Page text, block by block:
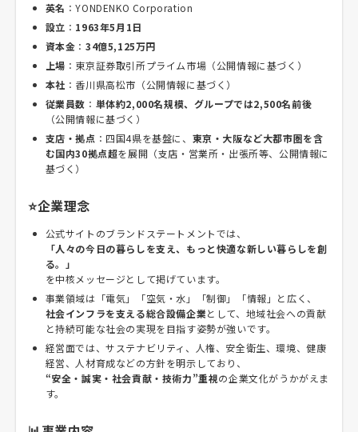
英名 ：YONDENKO Corporation
設立 ： 1963年5月1日
資本金 ：34億5,125万円
上場 ：東京証券取引所プライム市場（公開情報に基づく）
本社 ：香川県高松市（公開情報に基づく）
従業員数 ： 単体約2,000名規模、グループでは2,500名前後
（公開情報に基づく）
支店・拠点 ：四国4県を基盤に、 東京・大阪など大都市圏を含
む国内30拠点超を展開（支店・営業所・出張所等、公開情報に
基づく）
⭐企業理念
公式サイトのブランドステートメントでは、
「人々の今日の暮らしを支え、もっと快適な新しい暮らしを創
る。」
を中核メッセージとして掲げています。
事業領域は「電気」「空気・水」「制御」「情報」と広く、
社会インフラを支える総合設備企業として、地域社会への貢献
と持続可能な社会の実現を目指す姿勢が強いです。
経営面では、サステナビリティ、人権、安全衛生、環境、健康
経営、人材育成などの方針を明示しており、
“安全・誠実・社会貢献・技術力”重視の企業文化がうかがえま
す。